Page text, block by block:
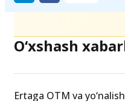
O‘xshash
Ertaga OTM va